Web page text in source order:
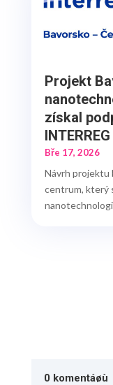
Projekt
získal
INTERREG
Bře 17, 2026
Návrh projektu
centrum, který
0 komentáøù